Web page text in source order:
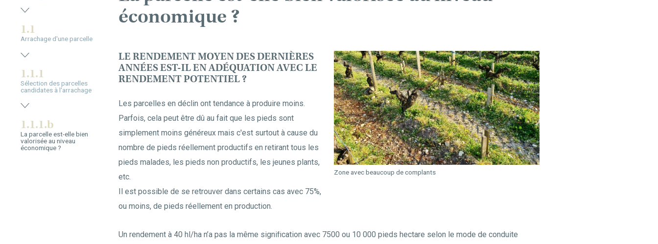
économique ?
LE RENDEMENT MOYEN DES DERNIÈRES
ANNÉES EST-IL EN ADÉQUATION AVEC LE
RENDEMENT POTENTIEL ?
Les parcelles en déclin ont tendance à produire moins.
Parfois, cela peut être dû au fait que les pieds sont
simplement moins généreux mais c'est surtout à cause du
nombre de pieds réellement productifs en retirant tous les
pieds malades, les pieds non productifs, les jeunes plants,
etc.
Il est possible de se retrouver dans certains cas avec 75%,
ou moins, de pieds réellement en production.
Zone avec beaucoup de complants
Un rendement à 40 hl/ha n’a pas la même signification avec 7500 ou 10 000 pieds hectare selon le mode de conduite
1.1
Arrachage d'une parcelle
1.1.1
Sélection des parcelles
candidates à l'arrachage
1.1.1.b
La parcelle est-elle bien
valorisée au niveau
économique ?